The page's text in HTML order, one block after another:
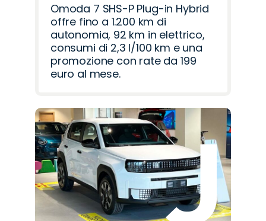
Omoda 7 SHS-P Plug-in Hybrid
offre fino a 1.200 km di
autonomia, 92 km in elettrico,
consumi di 2,3 l/100 km e una
promozione con rate da 199
euro al mese.